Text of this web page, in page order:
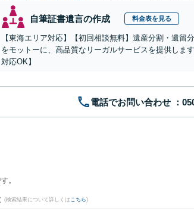
自筆証書遺言の作成 料金表を見る
【東海エリア対応】【初回相談無料】遺産分割・遺留
をモットーに、高品質なリーガルサービスを提供しま
対応OK】
電話でお問い合わせ
。
(検索結果について詳しくは こちら)